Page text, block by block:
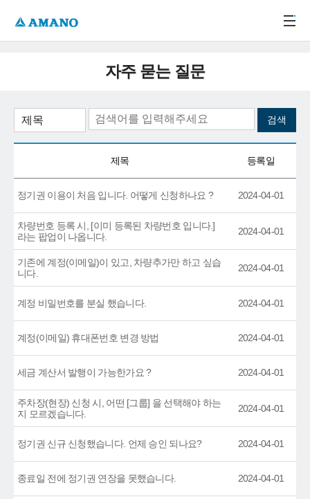
자주 묻는 질문
제목 등록일
정기권 이용이 처음 입니다. 어떻게 신청하나요 ? 2024-04-01
차량번호 등록 시, [이미 등록된 차량번호 입니다.]
라는 팝업이 나옵니다.
2024-04-01
기존에 계정(이메일)이 있고, 차량추가만 하고 싶습
니다.
2024-04-01
계정 비밀번호를 분실 했습니다. 2024-04-01
계정(이메일) 휴대폰번호 변경 방법 2024-04-01
세금 계산서 발행이 가능한가요 ? 2024-04-01
주차장(현장) 신청 시, 어떤 [그룹] 을 선택해야 하는
지 모르겠습니다.
2024-04-01
정기권 신규 신청했습니다. 언제 승인 되나요? 2024-04-01
종료일 전에 정기권 연장을 못했습니다. 2024-04-01